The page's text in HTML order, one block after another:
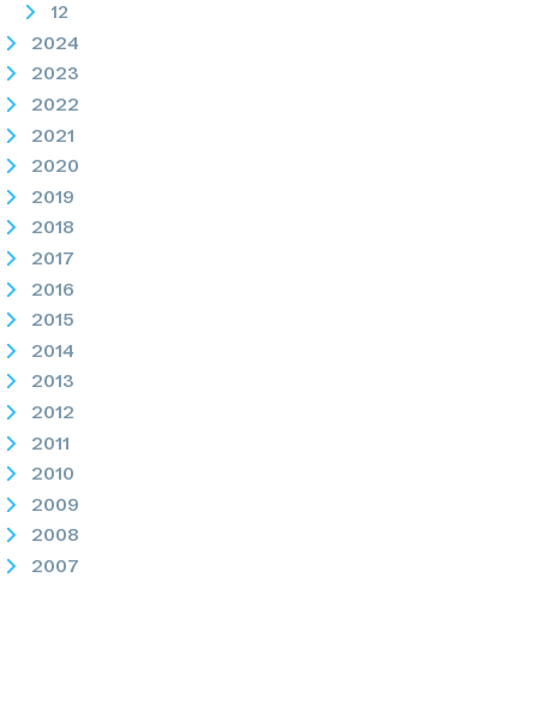
12
2024
2023
2022
2021
2020
2019
2018
2017
2016
2015
2014
2013
2012
2011
2010
2009
2008
2007